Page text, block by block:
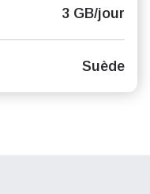
3 GB/jour
Suède